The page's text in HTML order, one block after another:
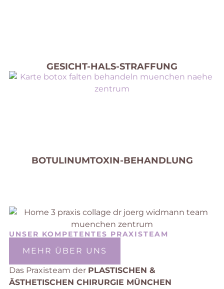
GESICHT-HALS-STRAFFUNG
BOTULINUMTOXIN-BEHANDLUNG
UNSER KOMPETENTES PRAXISTEAM
MEHR ÜBER UNS
Das Praxisteam der PLASTISCHEN &
ÄSTHETISCHEN CHIRURGIE MÜNCHEN